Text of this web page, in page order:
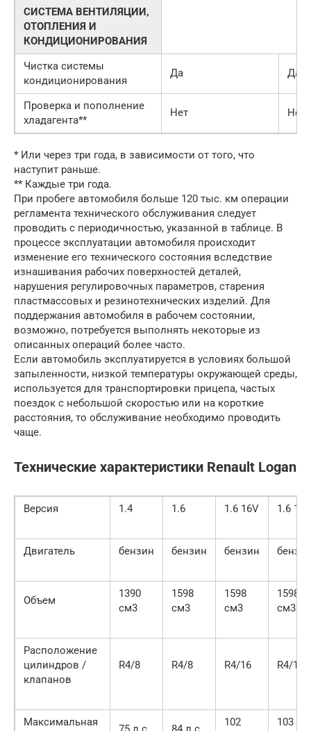
СИСТЕМА ВЕНТИЛЯЦИИ,
ОТОПЛЕНИЯ И
КОНДИЦИОНИРОВАНИЯ
Чистка системы
кондиционирования
Да Да
Проверка и пополнение
хладагента**
Нет Нет
* Или через три года, в зависимости от того, что
наступит раньше.
** Каждые три года.
При пробеге автомобиля больше 120 тыс. км операции
регламента технического обслуживания следует
проводить с периодичностью, указанной в таблице. В
процессе эксплуатации автомобиля происходит
изменение его технического состояния вследствие
изнашивания рабочих поверхностей деталей,
нарушения регулировочных параметров, старения
пластмассовых и резинотехнических изделий. Для
поддержания автомобиля в рабочем состоянии,
возможно, потребуется выполнять некоторые из
описанных операций более часто.
Если автомобиль эксплуатируется в условиях большой
запыленности, низкой температуры окружающей среды,
используется для транспортировки прицепа, частых
поездок с небольшой скоростью или на короткие
расстояния, то обслуживание необходимо проводить
чаще.
Технические характеристики Renault Logan
Версия 1.4 1.6 1.6 16V 1.6 16V
Двигатель бензин бензин бензин
Объем
1390
см3
1598
см3
1598
см3
1598
см3
Расположение
цилиндров /
клапанов
R4/8 R4/8 R4/16 R4/16
Максимальная
102
103